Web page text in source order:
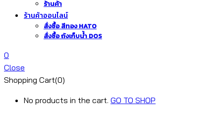
ร้านค้า
ร้านค้าออนไลน์
สั่งซื้อ สีทอง HATO
สั่งซื้อ ถังเก็บน้ำ DOS
0
Close
Shopping Cart(0)
No products in the cart. GO TO SHOP